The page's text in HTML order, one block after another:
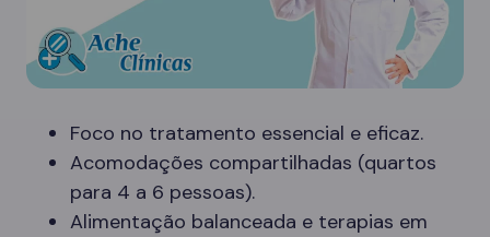
Foco no tratamento essencial e eficaz.
Acomodações compartilhadas (quartos
para 4 a 6 pessoas).
Alimentação balanceada e terapias em